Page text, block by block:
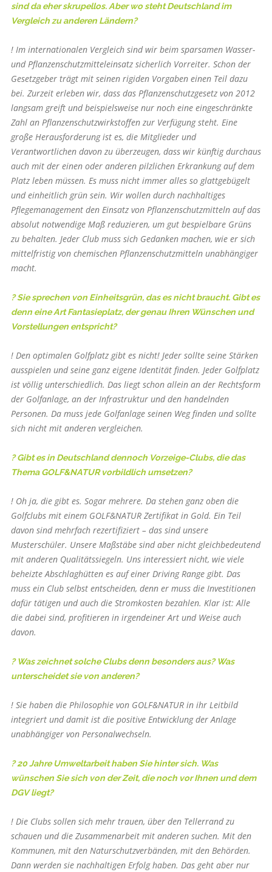
sind da eher skrupellos. Aber wo steht Deutschland im
Vergleich zu anderen Ländern?
! Im internationalen Vergleich sind wir beim sparsamen Wasser-
und Pflanzenschutzmitteleinsatz sicherlich Vorreiter. Schon der
Gesetzgeber trägt mit seinen rigiden Vorgaben einen Teil dazu
bei. Zurzeit erleben wir, dass das Pflanzenschutzgesetz von 2012
langsam greift und beispielsweise nur noch eine eingeschränkte
Zahl an Pflanzenschutzwirkstoffen zur Verfügung steht. Eine
große Herausforderung ist es, die Mitglieder und
Verantwortlichen davon zu überzeugen, dass wir künftig durchaus
auch mit der einen oder anderen pilzlichen Erkrankung auf dem
Platz leben müssen. Es muss nicht immer alles so glattgebügelt
und einheitlich grün sein. Wir wollen durch nachhaltiges
Pflegemanagement den Einsatz von Pflanzenschutzmitteln auf das
absolut notwendige Maß reduzieren, um gut bespielbare Grüns
zu behalten. Jeder Club muss sich Gedanken machen, wie er sich
mittelfristig von chemischen Pflanzenschutzmitteln unabhängiger
macht.
? Sie sprechen von Einheitsgrün, das es nicht braucht. Gibt es
denn eine Art Fantasieplatz, der genau Ihren Wünschen und
Vorstellungen entspricht?
! Den optimalen Golfplatz gibt es nicht! Jeder sollte seine Stärken
ausspielen und seine ganz eigene Identität finden. Jeder Golfplatz
ist völlig unterschiedlich. Das liegt schon allein an der Rechtsform
der Golfanlage, an der Infrastruktur und den handelnden
Personen. Da muss jede Golfanlage seinen Weg finden und sollte
sich nicht mit anderen vergleichen.
? Gibt es in Deutschland dennoch Vorzeige-Clubs, die das
Thema GOLF&NATUR vorbildlich umsetzen?
! Oh ja, die gibt es. Sogar mehrere. Da stehen ganz oben die
Golfclubs mit einem GOLF&NATUR Zertifikat in Gold. Ein Teil
davon sind mehrfach rezertifiziert – das sind unsere
Musterschüler. Unsere Maßstäbe sind aber nicht gleichbedeutend
mit anderen Qualitätssiegeln. Uns interessiert nicht, wie viele
beheizte Abschlaghütten es auf einer Driving Range gibt. Das
muss ein Club selbst entscheiden, denn er muss die Investitionen
dafür tätigen und auch die Stromkosten bezahlen. Klar ist: Alle
die dabei sind, profitieren in irgendeiner Art und Weise auch
davon.
? Was zeichnet solche Clubs denn besonders aus? Was
unterscheidet sie von anderen?
! Sie haben die Philosophie von GOLF&NATUR in ihr Leitbild
integriert und damit ist die positive Entwicklung der Anlage
unabhängiger von Personalwechseln.
? 20 Jahre Umweltarbeit haben Sie hinter sich. Was
wünschen Sie sich von der Zeit, die noch vor Ihnen und dem
DGV liegt?
! Die Clubs sollen sich mehr trauen, über den Tellerrand zu
schauen und die Zusammenarbeit mit anderen suchen. Mit den
Kommunen, mit den Naturschutzverbänden, mit den Behörden.
Dann werden sie nachhaltigen Erfolg haben. Das geht aber nur